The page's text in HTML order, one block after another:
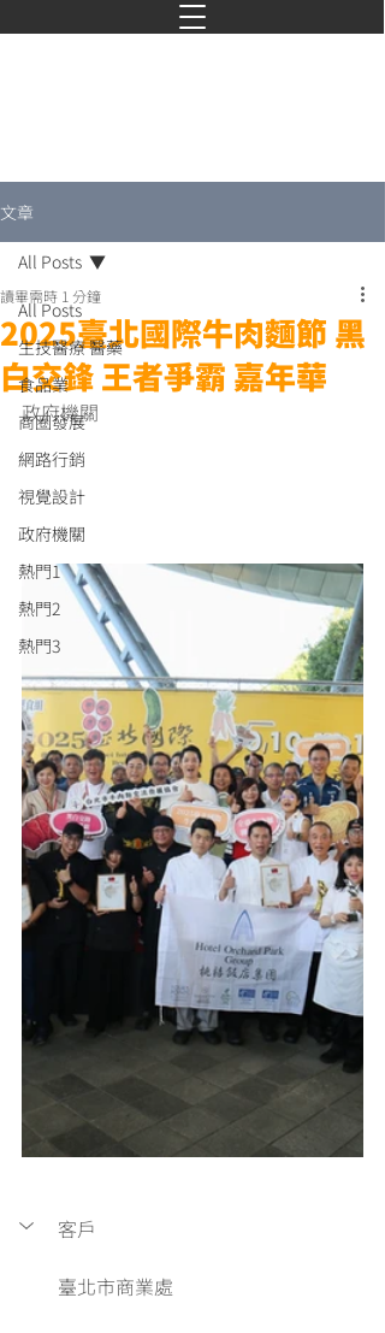
文章
All Posts
生技醫療 醫藥
食品業
商圈發展
網路行銷
視覺設計
政府機關
熱門1
熱門2
熱門3
All Posts
2025臺北國際牛肉麵節 黑
白交鋒 王者爭霸 嘉年華
讀畢需時 1 分鐘
政府機關
客戶
臺北市商業處